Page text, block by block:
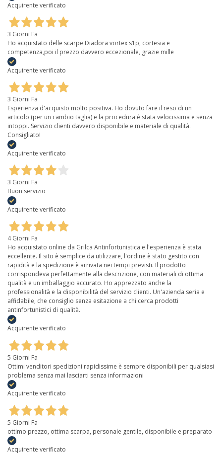
Acquirente verificato
3 Giorni Fa
Ho acquistato delle scarpe Diadora vortex s1p, cortesia e
competenza,poi il prezzo davvero eccezionale, grazie mille
Acquirente verificato
3 Giorni Fa
Esperienza d'acquisto molto positiva. Ho dovuto fare il reso di un
articolo (per un cambio taglia) e la procedura è stata velocissima e senza
intoppi. Servizio clienti davvero disponibile e materiale di qualità.
Consigliato!
Acquirente verificato
3 Giorni Fa
Buon servizio
Acquirente verificato
4 Giorni Fa
Ho acquistato online da Grilca Antinfortunistica e l'esperienza è stata
eccellente. Il sito è semplice da utilizzare, l'ordine è stato gestito con
rapidità e la spedizione è arrivata nei tempi previsti. Il prodotto
corrispondeva perfettamente alla descrizione, con materiali di ottima
qualità e un imballaggio accurato. Ho apprezzato anche la
professionalità e la disponibilità del servizio clienti. Un'azienda seria e
affidabile, che consiglio senza esitazione a chi cerca prodotti
antinfortunistici di qualità.
Acquirente verificato
5 Giorni Fa
Ottimi venditori spedizioni rapidissime è sempre disponibili per qualsiasi
problema senza mai lasciarti senza informazioni
Acquirente verificato
5 Giorni Fa
ottimo prezzo, ottima scarpa, personale gentile, disponibile e preparato
Acquirente verificato